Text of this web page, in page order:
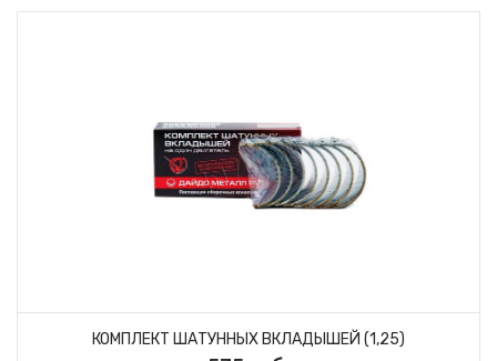
КОМПЛЕКТ ШАТУННЫХ ВКЛАДЫШЕЙ (1,25)